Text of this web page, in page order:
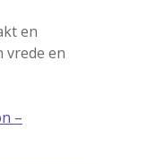
en
vrede en
–